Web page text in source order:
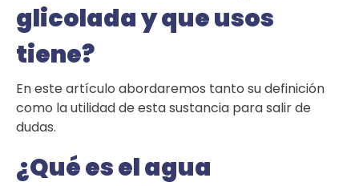
glicolada y que usos
tiene?
En este artículo abordaremos tanto su definición
como la utilidad de esta sustancia para salir de
dudas.
¿Qué es el agua